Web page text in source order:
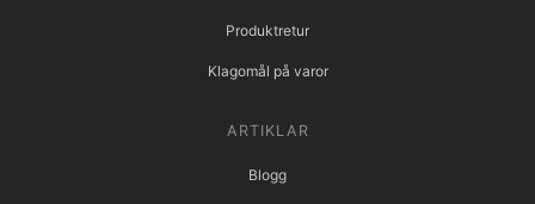
Produktretur
Klagomål på varor
ARTIKLAR
Blogg